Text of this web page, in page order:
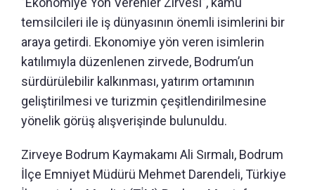
temsilcileri ile iş dünyasının önemli isimlerini bir
araya getirdi. Ekonomiye yön veren isimlerin
katılımıyla düzenlenen zirvede, Bodrum’un
sürdürülebilir kalkınması, yatırım ortamının
geliştirilmesi ve turizmin çeşitlendirilmesine
yönelik görüş alışverişinde bulunuldu.
Zirveye Bodrum Kaymakamı Ali Sırmalı, Bodrum
İlçe Emniyet Müdürü Mehmet Darendeli, Türkiye